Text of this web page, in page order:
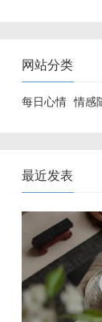
网站分类
每日心情 情感
最近发表